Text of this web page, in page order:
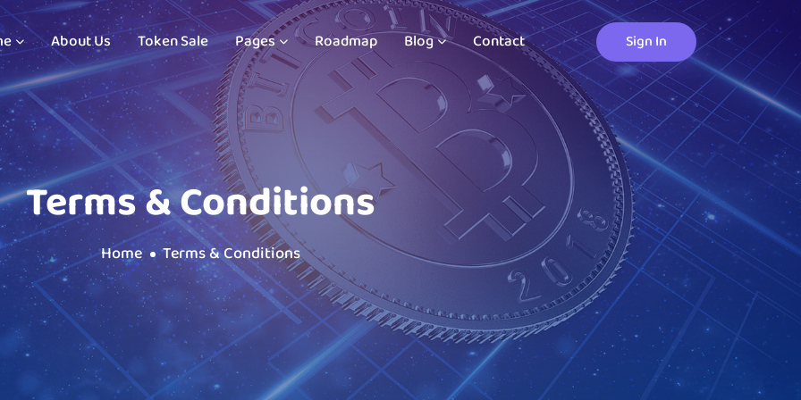
About Us Token Sale Pages Roadmap Blog Contact Sign In
Terms & Conditions
Home Terms & Conditions